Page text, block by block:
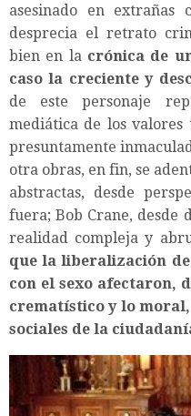
asesinado en extrañas
desprecia el retrato
bien en la crónica de
caso la creciente y
de este personaje
mediática de los
presuntamente
otra obras, en fin, se
abstractas, desde
fuera; Bob Crane, desde
realidad compleja y
que la liberalización
con el sexo afectaron,
crematístico y lo
sociales de la